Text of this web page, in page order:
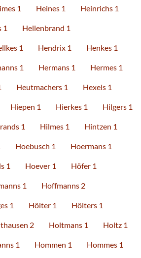
1 Heines 1 Heinrichs 1
1 Hellenbrand 1
1 Hendrix 1 Henkes 1
1 Hermans 1 Hermes 1
Heutmachers 1 Hexels 1
Hiepen 1 Hierkes 1 Hilgers 1
1 Hilmes 1 Hintzen 1
Hoebusch 1 Hoermans 1
1 Hoever 1 Höfer 1
1 Hoffmanns 2
1 Hölter 1 Hölters 1
2 Holtmans 1 Holtz 1
1 Hommen 1 Hommes 1